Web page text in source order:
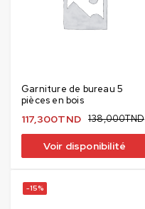
Garniture de bureau 5
pièces en bois
138,000TND
117,300TND
Voir disponibilité
-15%